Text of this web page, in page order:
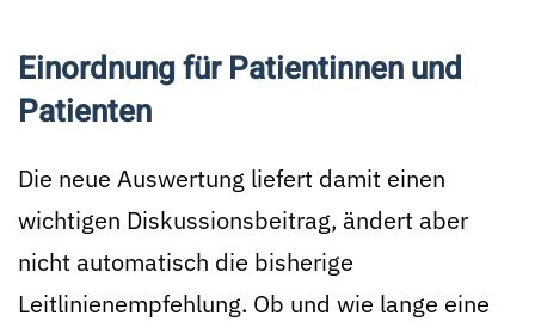
Einordnung für Patientinnen und
Patienten
Die neue Auswertung liefert damit einen
wichtigen Diskussionsbeitrag, ändert aber
nicht automatisch die bisherige
Leitlinienempfehlung. Ob und wie lange eine